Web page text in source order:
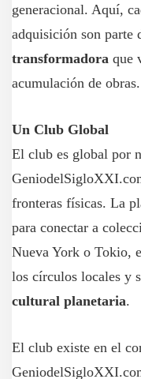
generacional. Aquí,
adquisición son parte
transformadora que
acumulación de obras.
Un Club Global
El club es global por
fronteras físicas. La
para conectar a
Nueva York o Tokio,
los círculos locales y
cultural planetaria.
El club existe en el